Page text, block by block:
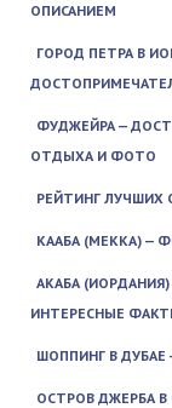
ОПИСАНИЕМ
ГОРОД ПЕТРА В
ФУДЖЕЙРА —
ОТДЫХА И ФОТО
РЕЙТИНГ ЛУЧШИХ
КААБА (МЕККА) —
АКАБА
ИНТЕРЕСНЫЕ
ШОППИНГ В
ОСТРОВ ДЖЕРБА